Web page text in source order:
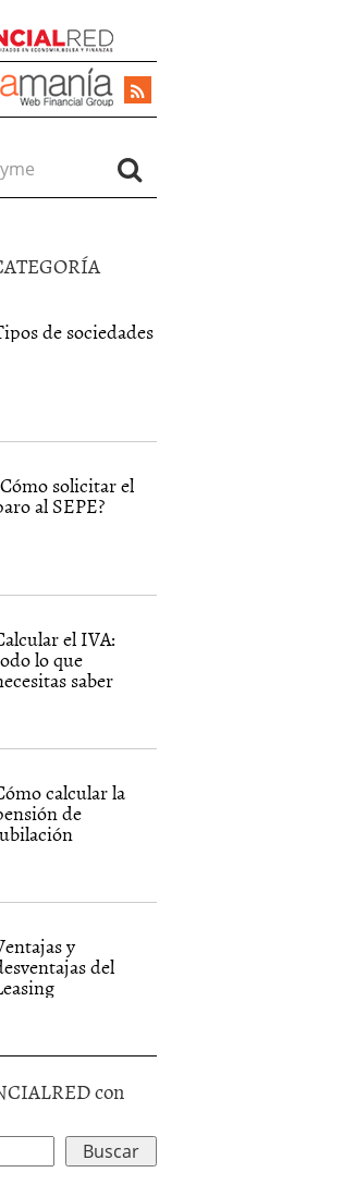
de sociedades
solicitar el
al SEPE?
el IVA:
lo que
saber
calcular la
de
y
del
con